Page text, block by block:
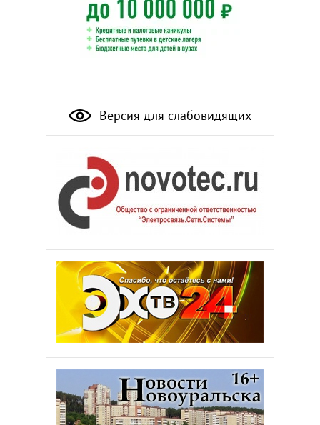
Версия для слабовидящих